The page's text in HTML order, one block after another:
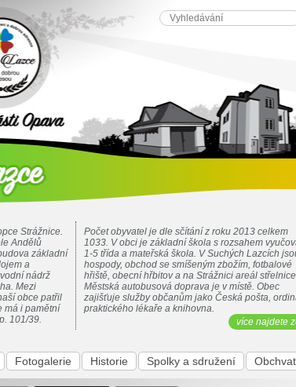
Strážnice.
Andělů
základní
a
nádrž
Mezi
obce patřil
má i pamětní
101/39.
Počet obyvatel je dle sčítání z roku 2013 celkem
1033. V obci je základní škola s rozsahem
1-5 třída a mateřská škola. V Suchých Lazcích
hospody, obchod se smíšeným zbožím, fotbalové
hřiště, obecní hřbitov a na Strážnici areál
Městská autobusová doprava je v místě. Obec
zajišťuje služby občanům jako Česká pošta,
praktického lékaře a knihovna.
více najdete
Fotogalerie Historie Spolky a sdružení Obchvat